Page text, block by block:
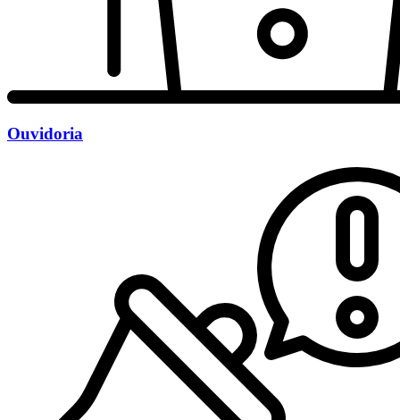
Ouvidoria